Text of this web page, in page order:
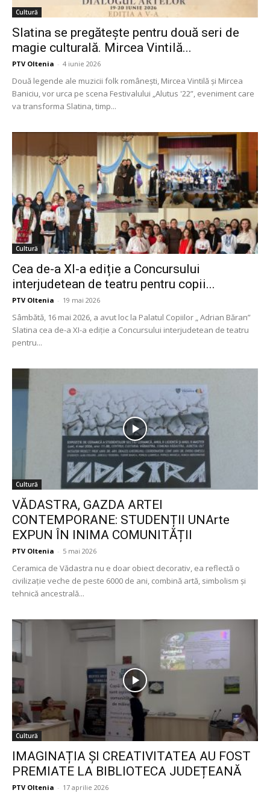
Cultură
Slatina se pregătește pentru două seri de
magie culturală. Mircea Vintilă...
PTV Oltenia - 4 iunie 2026
Două legende ale muzicii folk românești, Mircea Vintilă și Mircea
Baniciu, vor urca pe scena Festivalului „Alutus '22”, eveniment care
va transforma Slatina, timp...
Cultură
Cea de-a XI-a ediție a Concursului
interjudetean de teatru pentru copii...
PTV Oltenia - 19 mai 2026
Sâmbătă, 16 mai 2026, a avut loc la Palatul Copiilor „ Adrian Băran”
Slatina cea de-a XI-a ediție a Concursului interjudetean de teatru
pentru...
Cultură
VĂDASTRA, GAZDA ARTEI
CONTEMPORANE: STUDENȚII UNArte
EXPUN ÎN INIMA COMUNITĂȚII
PTV Oltenia - 5 mai 2026
Ceramica de Vădastra nu e doar obiect decorativ, ea reflectă o
civilizație veche de peste 6000 de ani, combină artă, simbolism și
tehnică ancestrală...
Cultură
IMAGINAȚIA ȘI CREATIVITATEA AU FOST
PREMIATE LA BIBLIOTECA JUDEȚEANĂ
PTV Oltenia - 17 aprilie 2026